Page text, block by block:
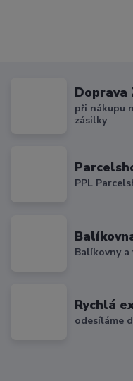
Doprava
při nákupu
zásilky
PPL
Balíkovny
Rychlá
odesíláme